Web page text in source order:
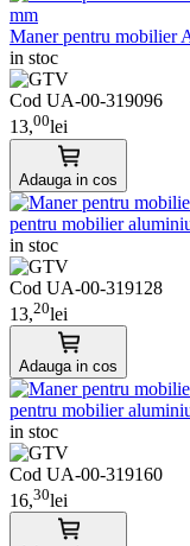
Maner pentru mobilier
in stoc
Cod UA-00-319096
13,00lei
Adauga in cos
pentru mobilier
in stoc
Cod UA-00-319128
13,20lei
Adauga in cos
pentru mobilier
in stoc
Cod UA-00-319160
16,30lei